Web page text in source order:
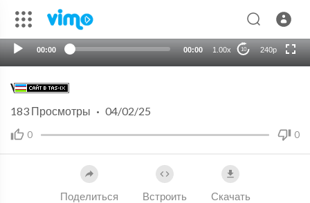
00:00 00:00 1.00x 10 240p
auto
V12
0 0
183 Просмотры · 04/02/25
Поделиться Встроить Скачать